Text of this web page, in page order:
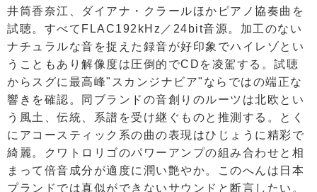
井筒香奈江、ダイアナ・クラールほかピアノ協奏曲を
試聴。すべてFLAC192kHz／24bit音源。加工のない
ナチュラルな音を捉えた録音が好印象でハイレゾとい
うこともあり解像度は圧倒的でCDを凌駕する。試聴
からスグに最高峰"スカンジナビア"ならではの端正な
響きを確認。同ブランドの音創りのルーツは北欧とい
う風土、伝統、系譜を受け継ぐものと推測する。とく
にアコースティック系の曲の表現はひじょうに精彩で
綺麗。クワトロリゴのパワーアンプの組み合わせと相
まって倍音成分が適度に潤い艶やか。このへんは日本
プランドでは真似ができないサウンドと断言したい。